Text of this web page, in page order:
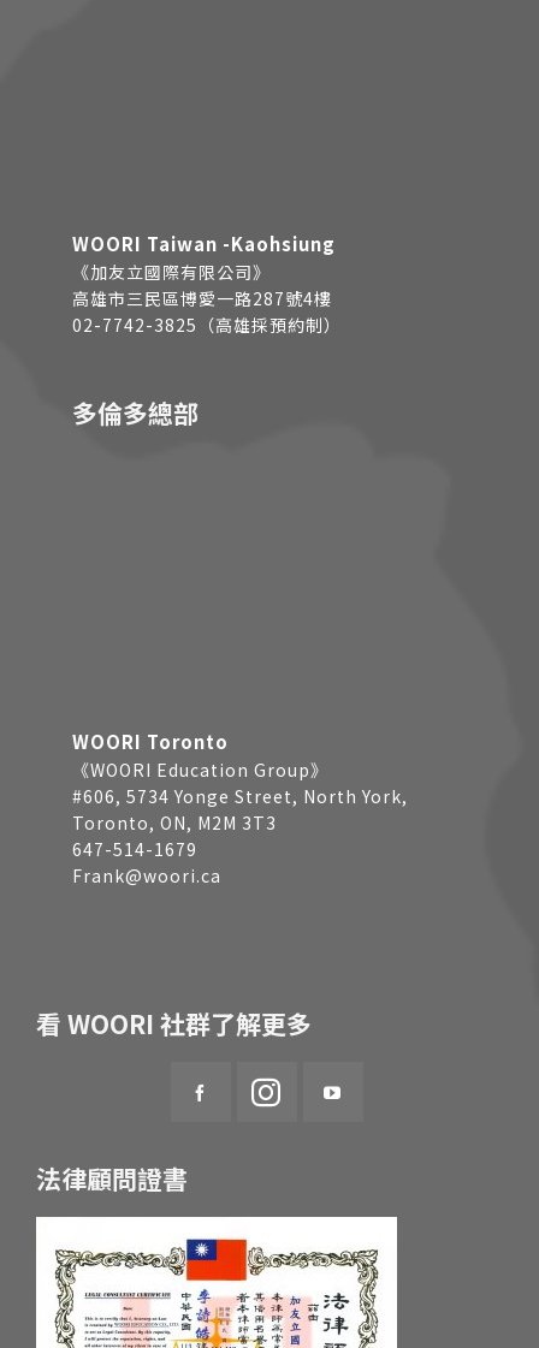
WOORI Taiwan -Kaohsiung
《加友立國際有限公司》
高雄市三民區博愛一路287號4樓
02-7742-3825（高雄採預約制）
多倫多總部
WOORI Toronto
《WOORI Education Group》
#606, 5734 Yonge Street, North York,
Toronto, ON, M2M 3T3
647-514-1679
Frank@woori.ca
看 WOORI 社群了解更多
法律顧問證書